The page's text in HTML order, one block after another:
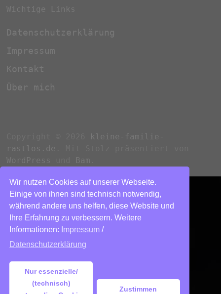
Wichtige Links
Datenschutzerklärung
Impressum
Kontakt
Über mich
kleine-familie-
rastlos.de
WordPress
Bam
Wir nutzen Cookies auf unserer Webseite.
Einige von ihnen sind technisch notwendig,
während andere uns helfen, diese Website und
Ihre Erfahrung zu verbessern. Weitere
Informationen: Impressum /
Datenschutzerklärung
Nur essenzielle/
(technisch)
Zustimmen